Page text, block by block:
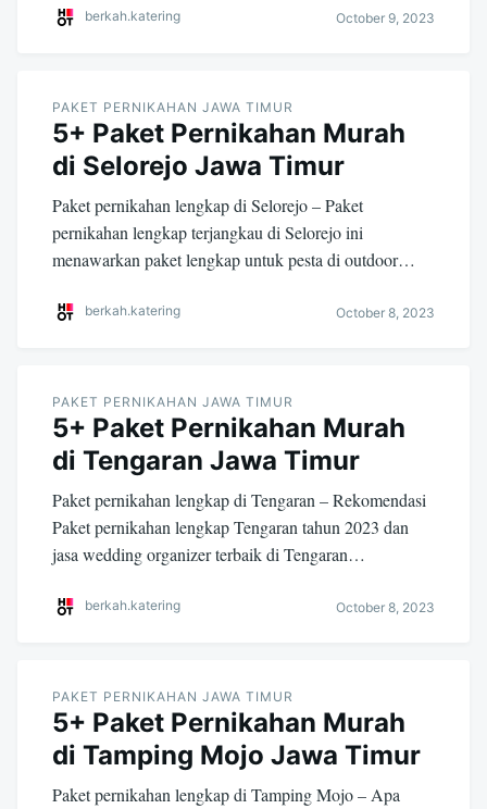
berkah.katering October 9, 2023
PAKET PERNIKAHAN JAWA TIMUR
5+ Paket Pernikahan Murah
di Selorejo Jawa Timur
Paket pernikahan lengkap di Selorejo – Paket
pernikahan lengkap terjangkau di Selorejo ini
menawarkan paket lengkap untuk pesta di outdoor…
berkah.katering October 8, 2023
PAKET PERNIKAHAN JAWA TIMUR
5+ Paket Pernikahan Murah
di Tengaran Jawa Timur
Paket pernikahan lengkap di Tengaran – Rekomendasi
Paket pernikahan lengkap Tengaran tahun 2023 dan
jasa wedding organizer terbaik di Tengaran…
berkah.katering October 8, 2023
PAKET PERNIKAHAN JAWA TIMUR
5+ Paket Pernikahan Murah
di Tamping Mojo Jawa Timur
Paket pernikahan lengkap di Tamping Mojo – Apa